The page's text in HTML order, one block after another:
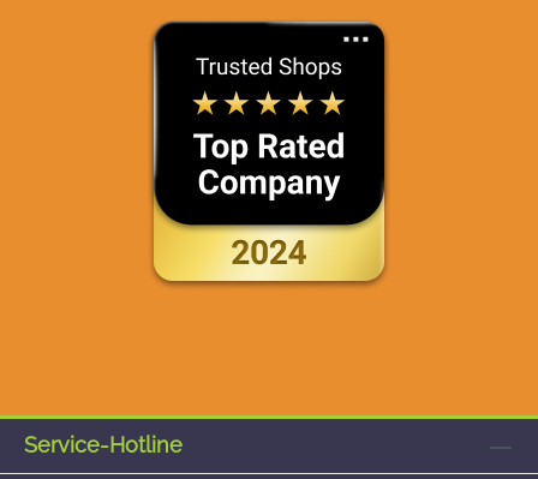
Service-Hotline